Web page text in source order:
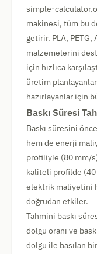
simple-
makinesi, tüm bu
getirir. PLA, PETG,
malzemelerini
için hızlıca
üretim
hazırlayanlar için
Baskı Süresi
Baskı süresini
hem de enerji
profiliyle (80 mm/
kaliteli profilde (40
elektrik maliyetini
doğrudan etkiler.
Tahmini baskı
dolgu oranı ve
dolgu ile basılan